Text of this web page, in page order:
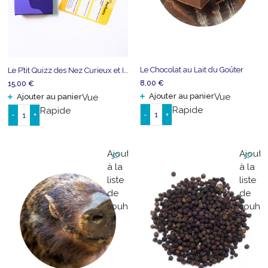
15,00 €
Ajouter au panierVue
Rapide
-
quantité
Nez
Curieux
Intrépides
+
Le Chocolat au Lait du Goûter
8,00 €
Ajouter au panierVue
Rapide
-
quantité
Goûter
+
Ajouter
à la
liste
de
souhaits
à la
liste
de